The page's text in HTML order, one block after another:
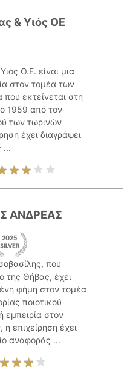
& Υιός ΟΕ
Ο.Ε. είναι μια
στον τομέα των
που εκτείνεται στη
1959 από τον
των τωρινών
έχει διαγράψει
...
ΑΝΔΡΕΑΣ
που
της Θήβας, έχει
φήμη στον τομέα
ποιοτικού
εμπειρία στον
επιχείρηση έχει
αναφοράς ...